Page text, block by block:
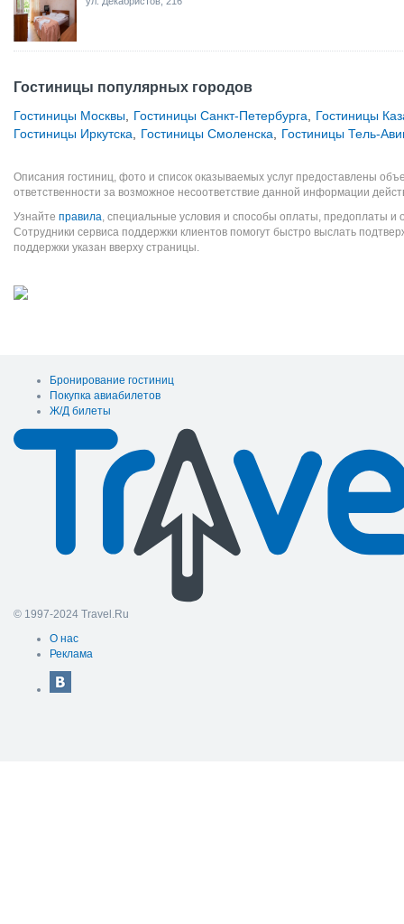
Гостиницы популярных городов
Гостиницы Москвы Гостиницы Санкт-Петербурга
Гостиницы
Гостиницы Иркутска
Гостиницы Смоленска Гостиницы Тель-
Описания гостиниц, фото и список оказываемых услуг предоставлены
ответственности за возможное несоответствие данной информации
Узнайте правила, специальные условия и способы оплаты, предоплаты и
Сотрудники сервиса поддержки клиентов помогут быстро выслать
поддержки указан вверху страницы.
Бронирование гостиниц
Покупка авиабилетов
Ж/Д билеты
© 1997-2024 Travel.Ru
О нас
Реклама